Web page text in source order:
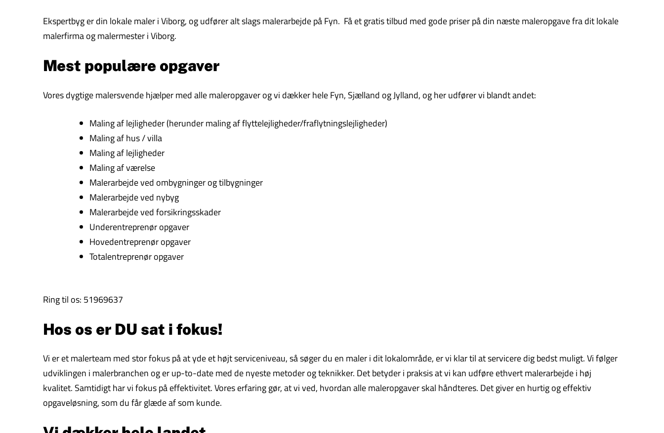
Ekspertbyg er din lokale maler i Viborg, og udfører alt slags malerarbejde på Fyn. Få et gratis tilbud med gode priser på din næste maleropgave fra dit lokale
malerfirma og malermester i Viborg.
Mest populære opgaver
Vores dygtige malersvende hjælper med alle maleropgaver og vi dækker hele Fyn, Sjælland og Jylland, og her udfører vi blandt andet:
Maling af lejligheder (herunder maling af flyttelejligheder/fraflytningslejligheder)
Maling af hus / villa
Maling af lejligheder
Maling af værelse
Malerarbejde ved ombygninger og tilbygninger
Malerarbejde ved nybyg
Malerarbejde ved forsikringsskader
Underentreprenør opgaver
Hovedentreprenør opgaver
Totalentreprenør opgaver
Ring til os: 51969637
Hos os er DU sat i fokus!
Vi er et malerteam med stor fokus på at yde et højt serviceniveau, så søger du en maler i dit lokalområde, er vi klar til at servicere dig bedst muligt. Vi følger
udviklingen i malerbranchen og er up-to-date med de nyeste metoder og teknikker. Det betyder i praksis at vi kan udføre ethvert malerarbejde i høj
kvalitet. Samtidigt har vi fokus på effektivitet. Vores erfaring gør, at vi ved, hvordan alle maleropgaver skal håndteres. Det giver en hurtig og effektiv
opgaveløsning, som du får glæde af som kunde.